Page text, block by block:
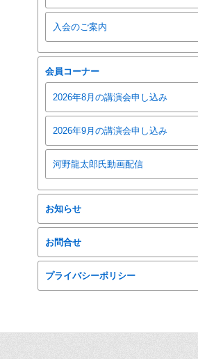
入会のご案内
会員コーナー
2026年8月の講演会申し込み
2026年9月の講演会申し込み
河野龍太郎氏動画配信
お知らせ
お問合せ
プライバシーポリシー